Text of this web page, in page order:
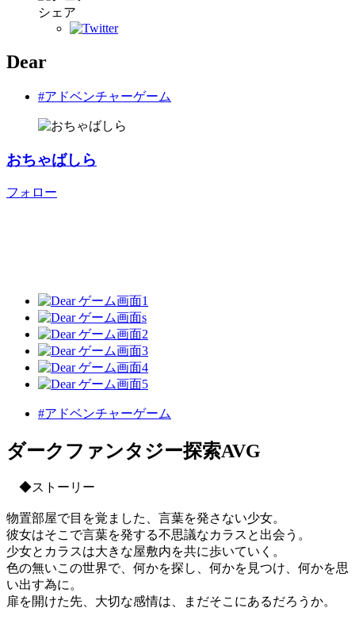
シェア
Dear
#アドベンチャーゲーム
おちゃばしら
フォロー
#アドベンチャーゲーム
ダークファンタジー探索AVG
◆ストーリー
物置部屋で目を覚ました、言葉を発さない少女。
彼女はそこで言葉を発する不思議なカラスと出会う。
少女とカラスは大きな屋敷内を共に歩いていく。
色の無いこの世界で、何かを探し、何かを見つけ、何かを思
い出す為に。
扉を開けた先、大切な感情は、まだそこにあるだろうか。